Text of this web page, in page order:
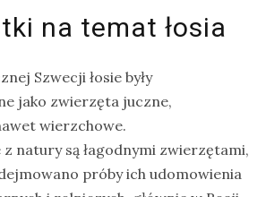
na temat łosia
Szwecji łosie były
jako zwierzęta juczne,
wierzchowe.
z natury są łagodnymi zwierzętami,
próby ich udomowienia